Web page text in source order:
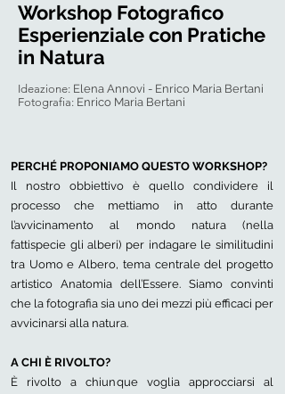
Workshop Fotografico
Esperienziale con Pratiche
in Natura
Ideazione: Elena Annovi - Enrico Maria Bertani​
Fotografia: Enrico Maria Bertani​
PERCHÉ PROPONIAMO QUESTO WORKSHOP?
Il nostro obbiettivo è quello condividere il
processo che mettiamo in atto durante
l’avvicinamento al mondo natura (nella
fattispecie gli alberi) per indagare le similitudini
tra Uomo e Albero, tema centrale del progetto
artistico Anatomia dell’Essere. Siamo convinti
che la fotografia sia uno dei mezzi più efficaci per
avvicinarsi alla natura.
A CHI È RIVOLTO?
È rivolto a chiunque voglia approcciarsi al